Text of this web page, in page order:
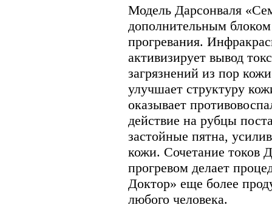
Модель Дарсонваля
дополнительным
прогревания.
активизирует вывод
загрязнений из пор
улучшает структуру
оказывает
действие на рубцы
застойные пятна,
кожи. Сочетание токов
прогревом делает
Доктор» еще более
любого человека.